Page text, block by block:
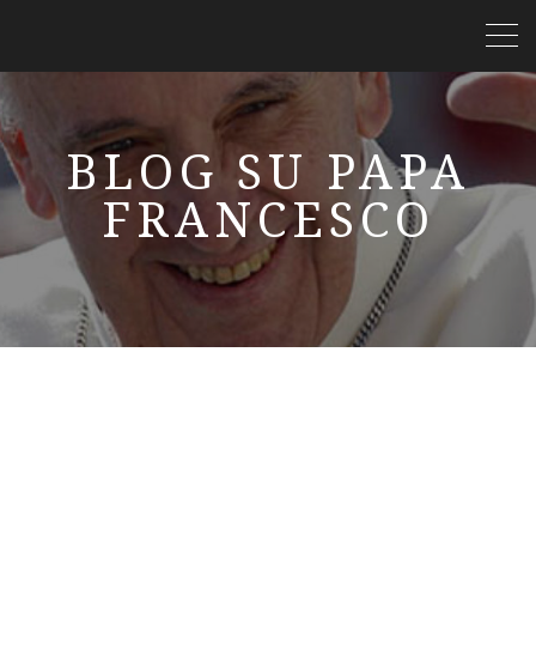
BLOG SU PAPA
FRANCESCO